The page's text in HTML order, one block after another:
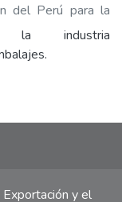
del Perú para la
2018
Comisión
la Exportación
la industria
y el